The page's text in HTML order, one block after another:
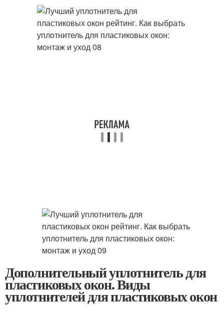
Дополнительный уплотнитель для
пластиковых окон. Виды
уплотнителей для пластиковых окон